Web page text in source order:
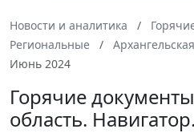
Новости и аналитика
Региональные
Июнь 2024
Горячие
область.